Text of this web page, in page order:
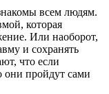
всем людям.
которая
Или наоборот,
и сохранять
что если
они пройдут сами